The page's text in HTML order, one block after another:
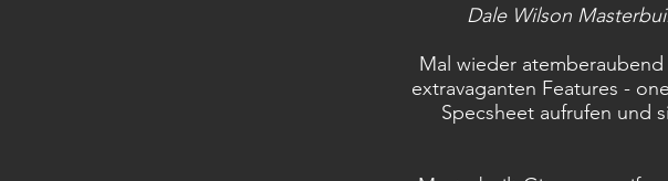
Dale Wilson
Mal wieder
extravaganten Features -
Specsheet aufrufen und